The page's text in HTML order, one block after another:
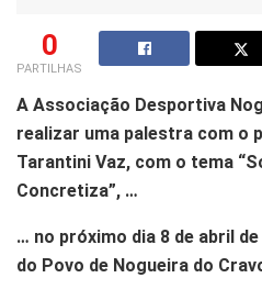
0
PARTILHAS
A Associação Desportiva
realizar uma palestra com o
Tarantini Vaz, com o tema
Concretiza”, …
… no próximo dia 8 de abril
do Povo de Nogueira do